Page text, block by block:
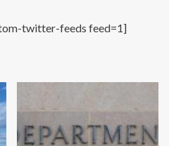
twitter-feeds feed=1]